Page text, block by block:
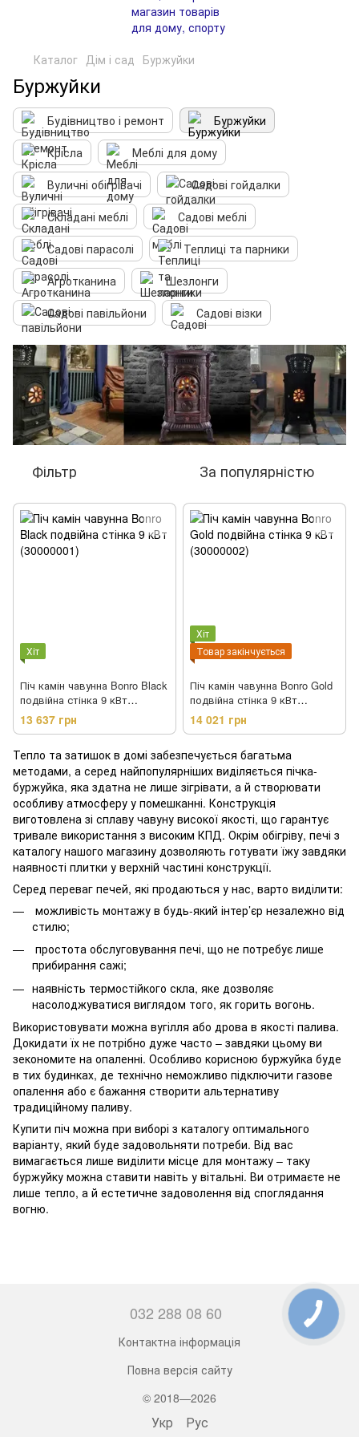
Каталог Дім і сад Буржуйки
Буржуйки
Будівництво і ремонт
Буржуйки
Крісла
Меблі для дому
Вуличні обігрівачі
Садові гойдалки
Складані меблі
Садові меблі
Садові парасолі
Теплиці та парники
Агротканина
Шезлонги
Садові павільйони
Садові візки
Фільтр За популярністю
Хіт
Піч камін чавунна Bonro Black
подвійна стінка 9 кВт
(30000001)
13 637 грн
Хіт
Товар закінчується
Піч камін чавунна Bonro Gold
подвійна стінка 9 кВт
(30000002)
14 021 грн
Тепло та затишок в домі забезпечується багатьма
методами, а серед найпопулярніших виділяється пічка-
буржуйка, яка здатна не лише зігрівати, а й створювати
особливу атмосферу у помешканні. Конструкція
виготовлена зі сплаву чавуну високої якості, що гарантує
тривале використання з високим КПД. Окрім обігріву, печі з
каталогу нашого магазину дозволяють готувати їжу завдяки
наявності плитки у верхній частині конструкції.
Серед переваг печей, які продаються у нас, варто виділити:
можливість монтажу в будь-який інтер’єр незалежно від
стилю;
простота обслуговування печі, що не потребує лише
прибирання сажі;
наявність термостійкого скла, яке дозволяє
насолоджуватися виглядом того, як горить вогонь.
Використовувати можна вугілля або дрова в якості палива.
Докидати їх не потрібно дуже часто – завдяки цьому ви
зекономите на опаленні. Особливо корисною буржуйка буде
в тих будинках, де технічно неможливо підключити газове
опалення або є бажання створити альтернативу
традиційному паливу.
Купити піч можна при виборі з каталогу оптимального
варіанту, який буде задовольняти потреби. Від вас
вимагається лише виділити місце для монтажу – таку
буржуйку можна ставити навіть у вітальні. Ви отримаєте не
лише тепло, а й естетичне задоволення від споглядання
вогню.
032 288 08 60
Контактна інформація
Повна версія сайту
© 2018—2026
Укр Рус